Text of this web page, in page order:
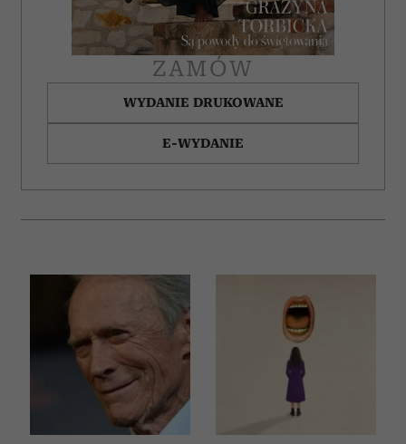
ZAMÓW
WYDANIE DRUKOWANE
E-WYDANIE